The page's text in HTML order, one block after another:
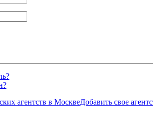
агентств в МосквеДобавить свое